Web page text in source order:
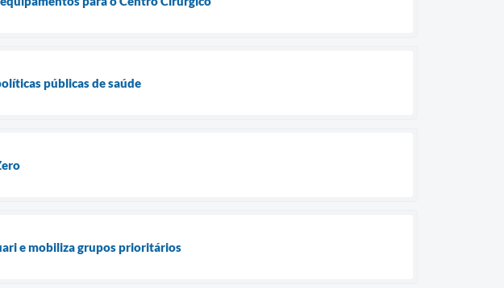
públicas de saúde
e mobiliza grupos prioritários